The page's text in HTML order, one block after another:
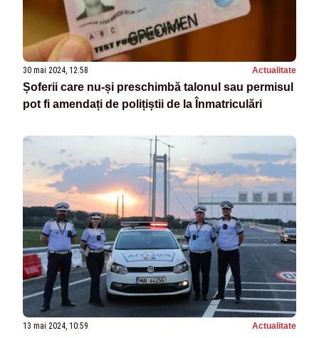
30 mai 2024, 12:58 Actualitate
Șoferii care nu-și preschimbă talonul sau permisul
pot fi amendați de polițiștii de la Înmatriculări
13 mai 2024, 10:59 Actualitate